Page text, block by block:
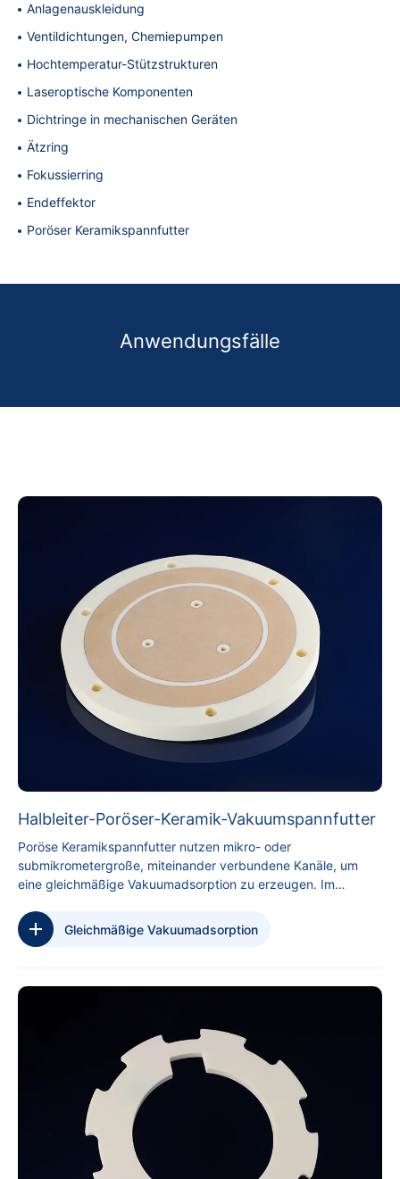
Anlagenauskleidung
Ventildichtungen, Chemiepumpen
Hochtemperatur-Stützstrukturen
Laseroptische Komponenten
Dichtringe in mechanischen Geräten
Ätzring
Fokussierring
Endeffektor
Poröser Keramikspannfutter
Anwendungsfälle
Halbleiter-Poröser-Keramik-Vakuumspannfutter
Poröse Keramikspannfutter nutzen mikro- oder
submikrometergroße, miteinander verbundene Kanäle, um
eine gleichmäßige Vakuumadsorption zu erzeugen. Im
bieten sie eine gleichmäßige Saugkraft über die gesamte
Oberfläche und verhindern so lokale Verformungen und
Gleichmäßige Vakuumadsorption